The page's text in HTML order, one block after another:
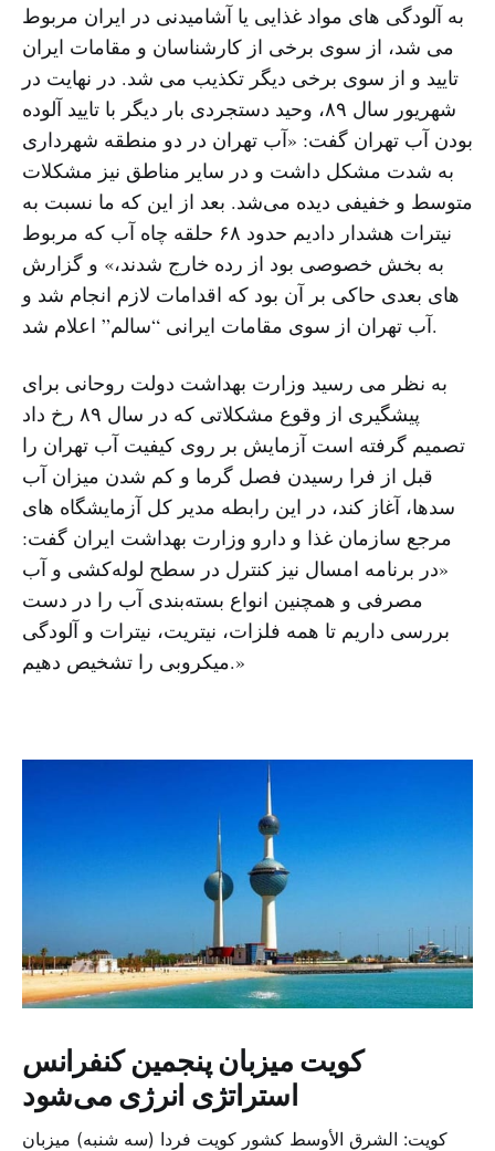
به آلودگی های مواد غذایی یا آشامیدنی در ایران مربوط
می شد، از سوی برخی از کارشناسان و مقامات ایران
تایید و از سوی برخی دیگر تکذیب می شد. در نهایت در
شهریور سال ۸۹، وحید دستجردی بار دیگر با تایید آلوده
بودن آب تهران گفت: «آب تهران در دو منطقه شهرداری
به شدت مشکل داشت و در سایر مناطق نیز مشکلات
متوسط و خفیفی دیده می‌شد. بعد از این که ما نسبت به
نیترات هشدار دادیم حدود ۶۸ حلقه چاه آب که مربوط
به بخش خصوصی بود از رده خارج شدند،» و گزارش
های بعدی حاکی بر آن بود که اقدامات لازم انجام شد و
آب تهران از سوی مقامات ایرانی “سالم” اعلام شد.
به نظر می رسید وزارت بهداشت دولت روحانی برای
پیشگیری از وقوع مشکلاتی که در سال ۸۹ رخ داد
تصمیم گرفته است آزمایش بر روی کیفیت آب تهران را
قبل از فرا رسیدن فصل گرما و کم شدن میزان آب
سدها، آغاز کند، در این رابطه مدیر کل آزمایشگاه های
مرجع سازمان غذا و دارو وزارت بهداشت ایران گفت:
«در برنامه امسال نیز کنترل در سطح لوله‌کشی و آب
مصرفی و همچنین انواع بسته‌بندی آب را در دست
بررسی داریم تا همه فلزات، نیتریت، نیترات و آلودگی
میکروبی را تشخیص دهیم.»
کویت میزبان پنجمین کنفرانس
استراتژی انرژی می‌شود
کویت: الشرق الأوسط کشور کویت فردا (سه شنبه) میزبان